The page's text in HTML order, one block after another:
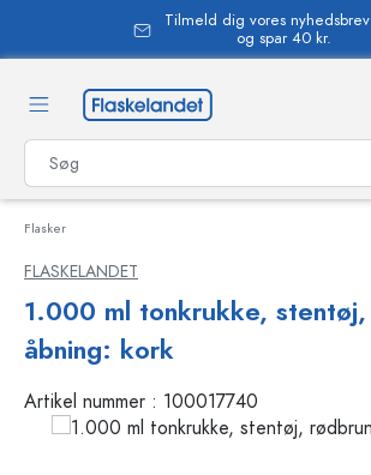
Tilmeld dig vores
og spar 40 kr.
Flasker
FLASKELANDET
1.000 ml tonkrukke,
åbning: kork
Artikel nummer : 100017740